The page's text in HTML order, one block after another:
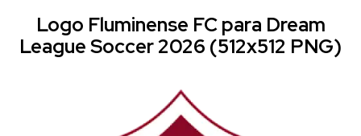
Logo Fluminense FC para Dream
League Soccer 2026 (512x512 PNG)